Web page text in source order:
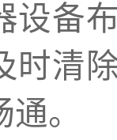
设备
时清
。